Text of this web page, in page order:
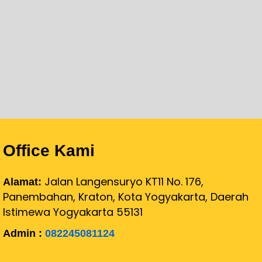
Office Kami
Alamat: Jalan Langensuryo KT11 No. 176,
Panembahan, Kraton, Kota Yogyakarta, Daerah
Istimewa Yogyakarta 55131
Admin :082245081124